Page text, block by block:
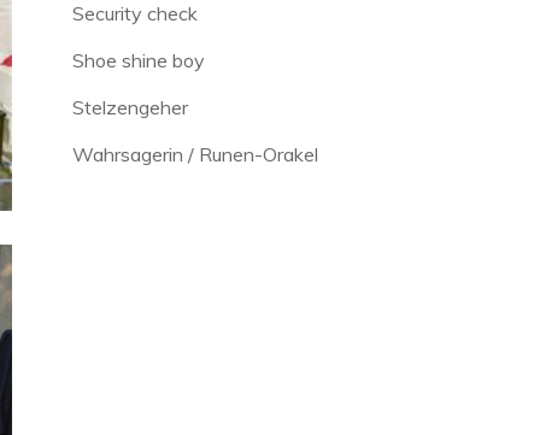
Security check
Shoe shine boy
Stelzengeher
Wahrsagerin / Runen-Orakel